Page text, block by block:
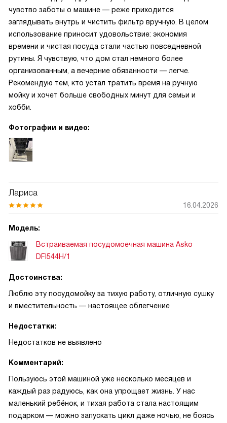
чувство заботы о машине — реже приходится
заглядывать внутрь и чистить фильтр вручную. В целом
использование приносит удовольствие: экономия
времени и чистая посуда стали частью повседневной
рутины. Я чувствую, что дом стал немного более
организованным, а вечерние обязанности — легче.
Рекомендую тем, кто устал тратить время на ручную
мойку и хочет больше свободных минут для семьи и
хобби.
Фотографии и видео:
Лариса
16.04.2026
Модель:
Встраиваемая посудомоечная машина Asko
DFI544H/1
Достоинства:
Люблю эту посудомойку за тихую работу, отличную сушку
и вместительность — настоящее облегчение
Недостатки:
Недостатков не выявлено
Комментарий:
Пользуюсь этой машиной уже несколько месяцев и
каждый раз радуюсь, как она упрощает жизнь. У нас
маленький ребёнок, и тихая работа стала настоящим
подарком — можно запускать цикл даже ночью, не боясь